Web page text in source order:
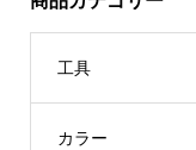
–
工具
カラー